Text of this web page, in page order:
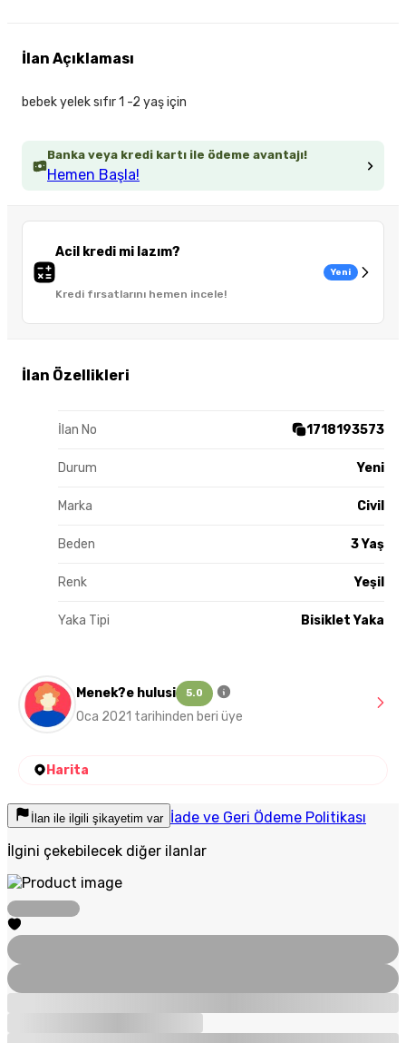
Banka veya kredi kartı ile ödeme avantajı!
Hemen Başla!
Acil kredi mi lazım?
Kredi fırsatlarını hemen incele!
Yeni
İlan Özellikleri
İlan No 1718193573
Durum Yeni
Marka Civil
Beden 3 Yaş
Renk Yeşil
Yaka Tipi Bisiklet Yaka
İlan Açıklaması
bebek yelek sıfır 1 -2 yaş için
Menek?e hulusi 5.0
Oca 2021 tarihinden beri üye
Harita
İlan ile ilgili şikayetim var İade ve Geri Ödeme Politikası
İlgini çekebilecek diğer ilanlar